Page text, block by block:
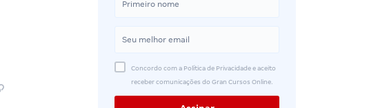
Concordo com a Política de Privacidade e aceito
receber comunicações do Gran Cursos Online.